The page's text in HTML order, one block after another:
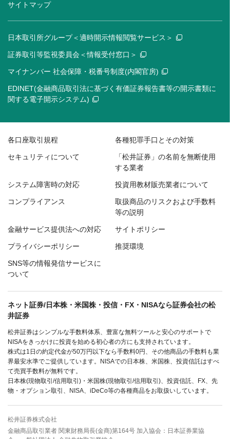
サイトマップ
日本取引所グループ＜適時開示情報閲覧サービス＞
証券取引等監視委員会＜情報受付窓口＞
マイナンバー 社会保障・税番号制度(内閣官房)
EDINET(金融商品取引法に基づく有価証券報告書等の開示書類に
関する電子開示システム)
各口座取引規程 各種犯罪手口とその対策
セキュリティについて
「松井証券」の名前を無断使用
する業者
システム障害時の対応 投資用教材販売業者について
コンプライアンス
取扱商品のリスクおよび手数料
等の説明
金融サービス提供法への対応 サイトポリシー
プライバシーポリシー 推奨環境
SNS等の情報発信サービスに
ついて
ネット証券/日本株・米国株・投信・FX・NISAなら証券会社の松
井証券
松井証券はシンプルな手数料体系、豊富な無料ツールと安心のサポートで
NISAをきっかけに投資を始める初心者の方にも支持されています。
株式は1日の約定代金が50万円以下なら手数料0円、その他商品の手数料も業
界最安水準でご提供しています。NISAでの日本株、米国株、投資信託はすべ
て売買手数料が無料です。
日本株(現物取引/信用取引)・米国株(現物取引/信用取引)、投資信託、FX、先
物・オプション取引、NISA、iDeCo等の各種商品をお取扱いしています。
松井証券株式会社
金融商品取引業者 関東財務局長(金商)第164号 加入協会：日本証券業協